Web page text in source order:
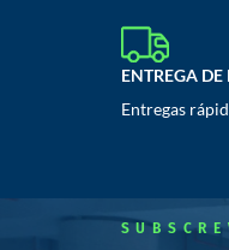
ENTREGA
Entregas